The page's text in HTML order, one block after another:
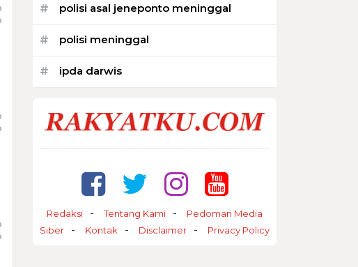
# polisi asal jeneponto meninggal
# polisi meninggal
# ipda darwis
Redaksi Tentang Kami
Pedoman Media
Siber
Kontak Disclaimer Privacy Policy